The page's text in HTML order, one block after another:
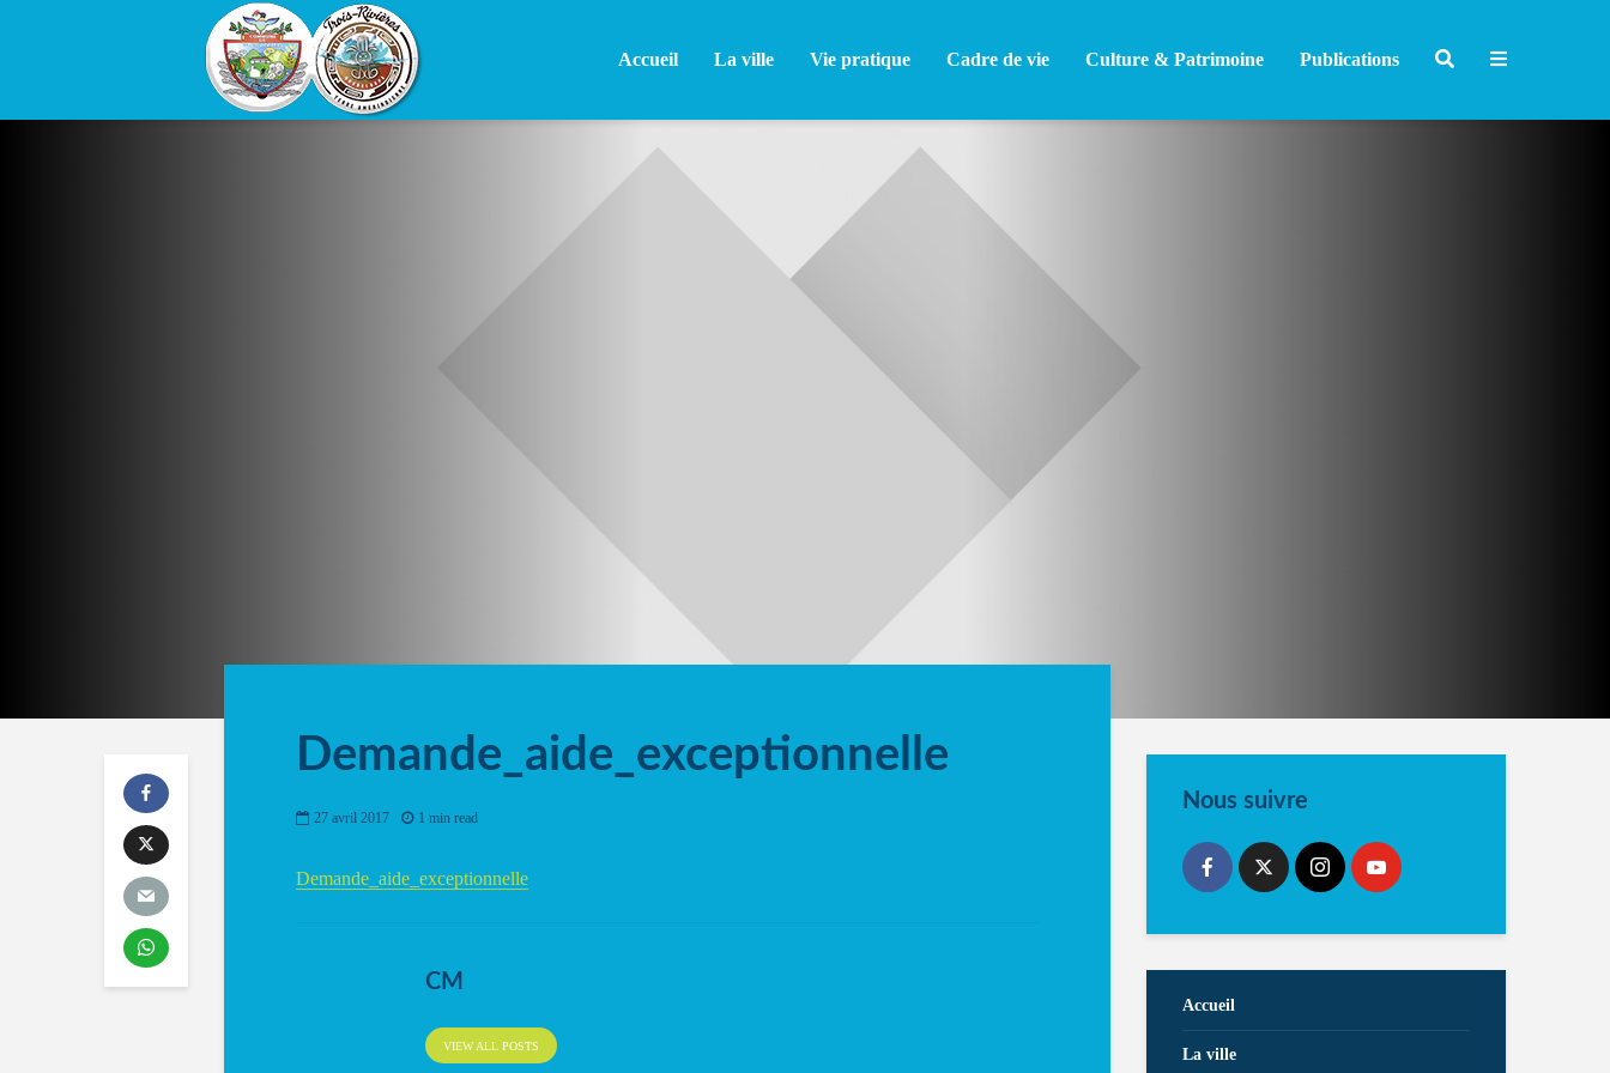
Accueil La ville Vie pratique Cadre de vie Culture & Patrimoine Publications
Demande_aide_exceptionnelle
27 avril 2017 1 min read
Demande_aide_exceptionnelle
CM
VIEW ALL POSTS
Nous suivre
Accueil
La ville